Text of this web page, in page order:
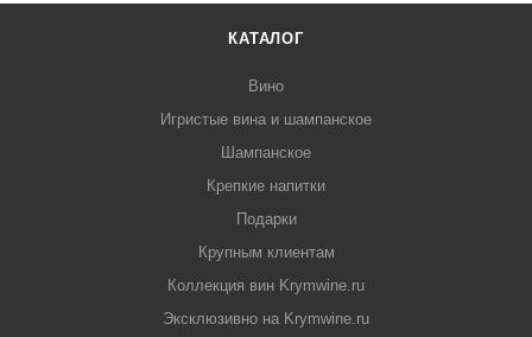
КАТАЛОГ
Вино
Игристые вина и шампанское
Шампанское
Крепкие напитки
Подарки
Крупным клиентам
Коллекция вин Krymwine.ru
Эксклюзивно на Krymwine.ru